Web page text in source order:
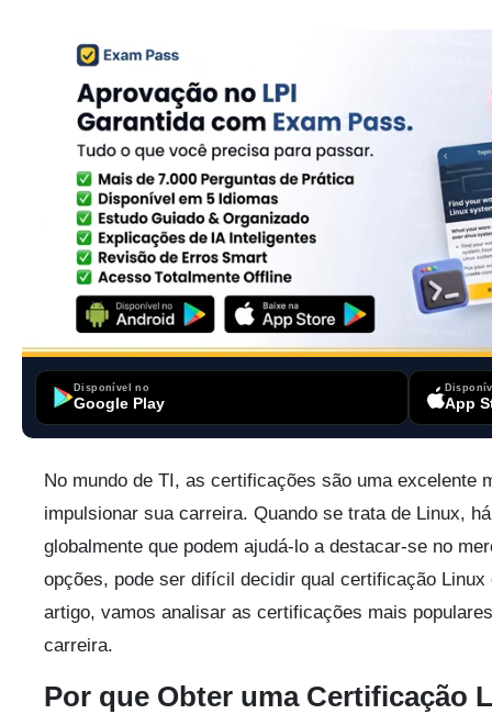
Disponível no
Google Play App
No mundo de TI, as certificações são uma excelente
impulsionar sua carreira. Quando se trata de Linux,
globalmente que podem ajudá-lo a destacar-se no
opções, pode ser difícil decidir qual certificação
artigo, vamos analisar as certificações mais
carreira.
Por que Obter uma Certificação